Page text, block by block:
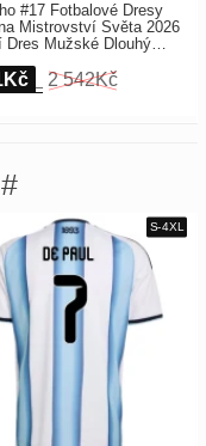
#17 Fotbalové Dresy
Mistrovství Světa 2026
Dres Mužské Dlouhý
2 542Kč